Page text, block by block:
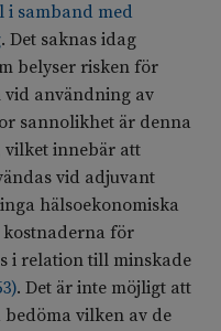
samband med
. Det saknas idag
belyser risken för
vid användning av
sannolikhet är denna
vilket innebär att
vid adjuvant
hälsoekonomiska
kostnaderna för
i relation till minskade
). Det är inte möjligt att
vilken av de